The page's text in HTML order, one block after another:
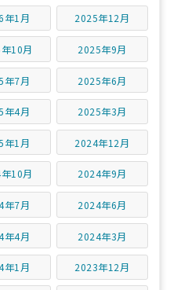
年1月 2025年12月
10月 2025年9月
年7月 2025年6月
年4月 2025年3月
年1月 2024年12月
10月 2024年9月
年7月 2024年6月
年4月 2024年3月
年1月 2023年12月